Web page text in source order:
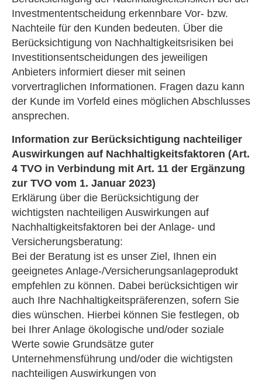
Investmententscheidung erkennbare Vor- bzw.
Nachteile für den Kunden bedeuten. Über die
Berücksichtigung von Nachhaltigkeitsrisiken bei
Investitionsentscheidungen des jeweiligen
Anbieters informiert dieser mit seinen
vorvertraglichen Informationen. Fragen dazu kann
der Kunde im Vorfeld eines möglichen Abschlusses
ansprechen.
Information zur Berücksichtigung nachteiliger
Auswirkungen auf Nachhaltigkeitsfaktoren (Art.
4 TVO in Verbindung mit Art. 11 der Ergänzung
zur TVO vom 1. Januar 2023)
Erklärung über die Berücksichtigung der
wichtigsten nachteiligen Auswirkungen auf
Nachhaltigkeitsfaktoren bei der Anlage- und
Versicherungsberatung:
Bei der Beratung ist es unser Ziel, Ihnen ein
geeignetes Anlage-/Versicherungsanlageprodukt
empfehlen zu können. Dabei berücksichtigen wir
auch Ihre Nachhaltigkeitspräferenzen, sofern Sie
dies wünschen. Hierbei können Sie festlegen, ob
bei Ihrer Anlage ökologische und/oder soziale
Werte sowie Grundsätze guter
Unternehmensführung und/oder die wichtigsten
nachteiligen Auswirkungen von